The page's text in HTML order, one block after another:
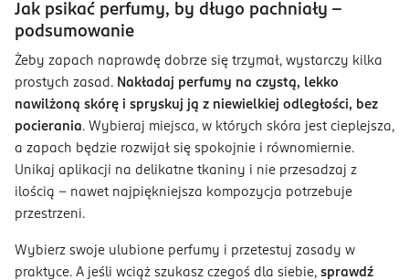
Jak psikać perfumy, by długo pachniały -
podsumowanie
Żeby zapach naprawdę dobrze się trzymał, wystarczy kilka
prostych zasad. Nakładaj perfumy na czystą, lekko
nawilżoną skórę i spryskuj ją z niewielkiej odległości, bez
pocierania. Wybieraj miejsca, w których skóra jest cieplejsza,
a zapach będzie rozwijał się spokojnie i równomiernie.
Unikaj aplikacji na delikatne tkaniny i nie przesadzaj z
ilością - nawet najpiękniejsza kompozycja potrzebuje
przestrzeni.
Wybierz swoje ulubione perfumy i przetestuj zasady w
praktyce. A jeśli wciąż szukasz czegoś dla siebie, sprawdź